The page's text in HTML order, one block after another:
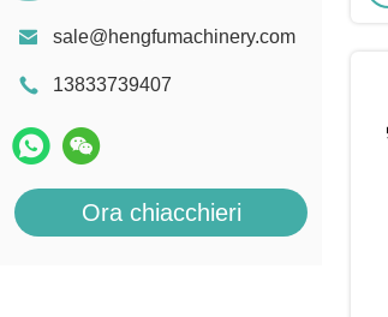
sale@hengfumachinery.com
13833739407
Ora chiacchieri